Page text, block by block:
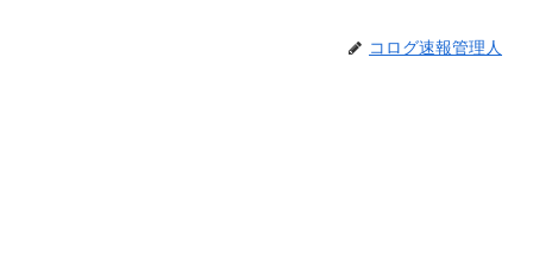
コログ速報管理人